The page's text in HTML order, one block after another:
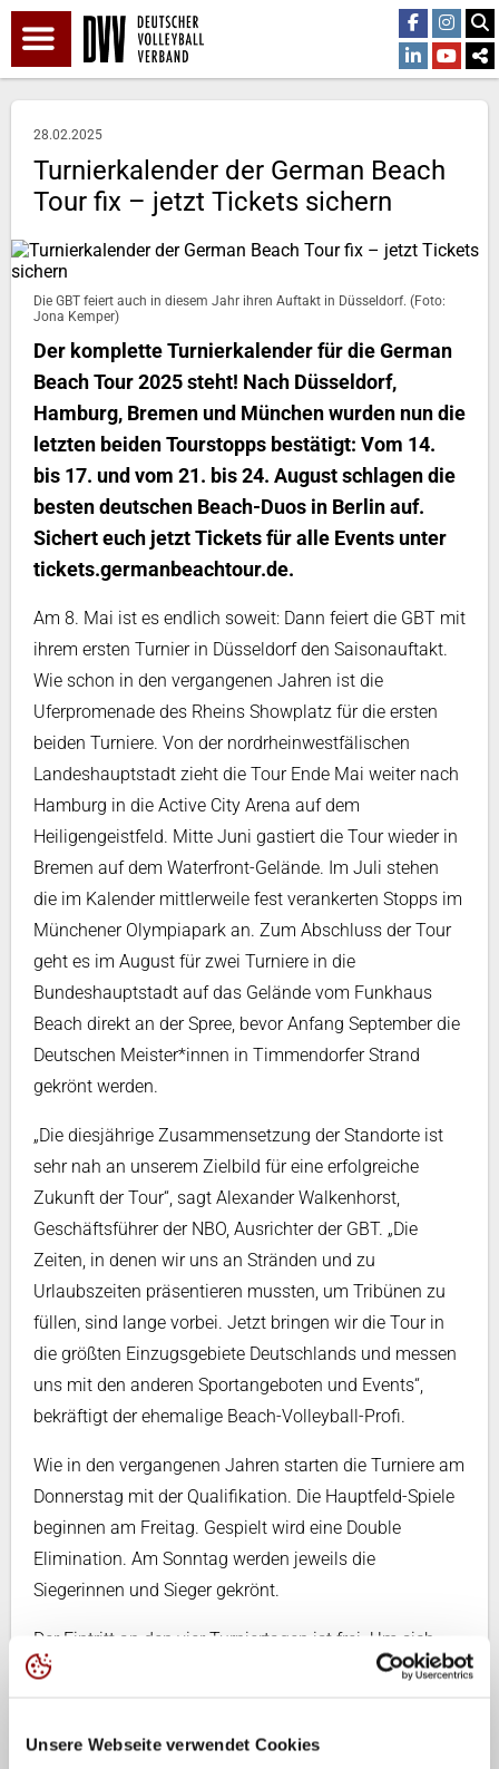
Unsere Webseite verwendet Cookies
28.02.2025
Turnierkalender der German Beach
Tour fix – jetzt Tickets sichern
Die GBT feiert auch in diesem Jahr ihren Auftakt in Düsseldorf. (Foto:
Jona Kemper)
Der komplette Turnierkalender für die German
Beach Tour 2025 steht! Nach Düsseldorf,
Hamburg, Bremen und München wurden nun die
letzten beiden Tourstopps bestätigt: Vom 14.
bis 17. und vom 21. bis 24. August schlagen die
besten deutschen Beach-Duos in Berlin auf.
Sichert euch jetzt Tickets für alle Events unter
tickets.germanbeachtour.de.
Am 8. Mai ist es endlich soweit: Dann feiert die GBT mit
ihrem ersten Turnier in Düsseldorf den Saisonauftakt.
Wie schon in den vergangenen Jahren ist die
Uferpromenade des Rheins Showplatz für die ersten
beiden Turniere. Von der nordrheinwestfälischen
Landeshauptstadt zieht die Tour Ende Mai weiter nach
Hamburg in die Active City Arena auf dem
Heiligengeistfeld. Mitte Juni gastiert die Tour wieder in
Bremen auf dem Waterfront-Gelände. Im Juli stehen
die im Kalender mittlerweile fest verankerten Stopps im
Münchener Olympiapark an. Zum Abschluss der Tour
geht es im August für zwei Turniere in die
Bundeshauptstadt auf das Gelände vom Funkhaus
Beach direkt an der Spree, bevor Anfang September die
Deutschen Meister*innen in Timmendorfer Strand
gekrönt werden.
„Die diesjährige Zusammensetzung der Standorte ist
sehr nah an unserem Zielbild für eine erfolgreiche
Zukunft der Tour“, sagt Alexander Walkenhorst,
Geschäftsführer der NBO, Ausrichter der GBT. „Die
Zeiten, in denen wir uns an Stränden und zu
Urlaubszeiten präsentieren mussten, um Tribünen zu
füllen, sind lange vorbei. Jetzt bringen wir die Tour in
die größten Einzugsgebiete Deutschlands und messen
uns mit den anderen Sportangeboten und Events“,
bekräftigt der ehemalige Beach-Volleyball-Profi.
Wie in den vergangenen Jahren starten die Turniere am
Donnerstag mit der Qualifikation. Die Hauptfeld-Spiele
beginnen am Freitag. Gespielt wird eine Double
Elimination. Am Sonntag werden jeweils die
Siegerinnen und Sieger gekrönt.
Der Eintritt an den vier Turniertagen ist frei. Um sich
jedoch einen garantierten Sitzplatz zu sichern, sind für
tickets.germanbeachtour.deerhältlich. Ein